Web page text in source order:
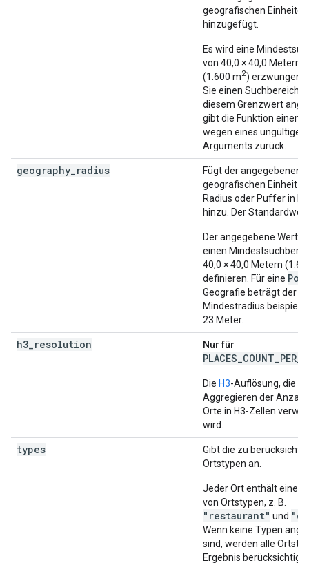
geografischen Einheiten
hinzugefügt.
Es wird eine
von 40,0 × 40,0 Metern
(1.600 m2) erzwungen.
Sie einen Suchbereich
diesem Grenzwert
gibt die Funktion einen
wegen eines ungültigen
Arguments zurück.
geography_radius
Fügt der angegebenen
geografischen Einheit
Radius oder Puffer in
hinzu. Der
Der angegebene Wert
einen
40,0 × 40,0 Metern
definieren. Für eine
Geografie beträgt der
Mindestradius
23 Meter.
h3_resolution Nur für
Die H3-Auflösung, die
Aggregieren der Anzahl
Orte in H3-Zellen
wird.
types
Gibt die zu
Ortstypen an.
Jeder Ort enthält eine
von Ortstypen, z. B.
"restaurant" und
Wenn keine Typen
sind, werden alle
Ergebnis berücksichtigt.